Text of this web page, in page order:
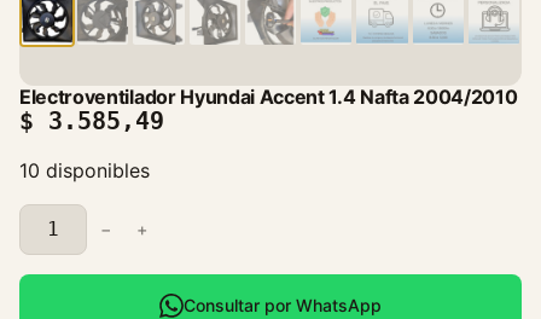
Electroventilador Hyundai Accent 1.4 Nafta 2004/2010
$ 3.585,49
10 disponibles
E
l
e
− +
Consultar por WhatsApp